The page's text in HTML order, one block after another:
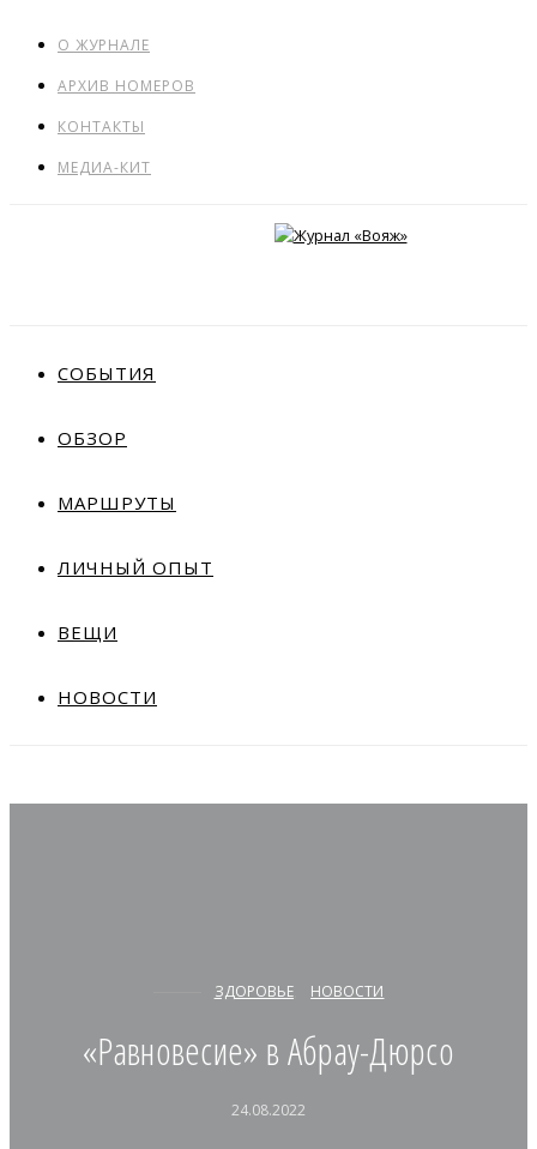
О ЖУРНАЛЕ
АРХИВ НОМЕРОВ
КОНТАКТЫ
МЕДИА-КИТ
СОБЫТИЯ
ОБЗОР
МАРШРУТЫ
ЛИЧНЫЙ ОПЫТ
ВЕЩИ
НОВОСТИ
ЗДОРОВЬЕ НОВОСТИ
«Равновесие» в Абрау-Дюрсо
24.08.2022